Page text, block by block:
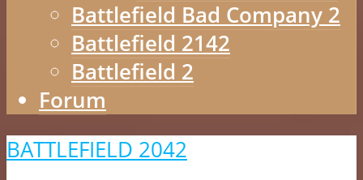
Battlefield Bad Company 2
Battlefield 2142
Battlefield 2
Forum
BATTLEFIELD 2042